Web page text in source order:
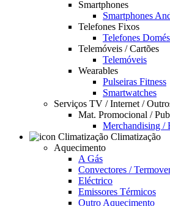
Smartphones
Smartphones
Telefones Fixos
Telefones
Telemóveis / Cartões
Telemóveis
Wearables
Pulseiras Fitness
Smartwatches
Serviços TV / Internet /
Mat. Promocional /
Merchandising /
Climatização
Aquecimento
A Gás
Convectores /
Eléctrico
Emissores Térmicos
Outro Aquecimento